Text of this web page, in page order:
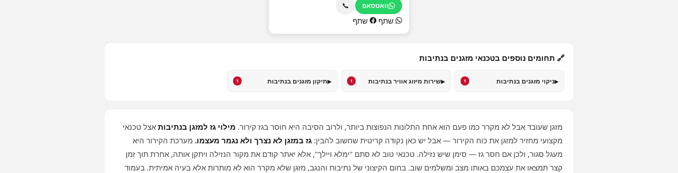
וואטסאפ 📞
שתף שתף
🔗 תחומים נוספים בטכנאי מזגנים בנתיבות
▸ניקוי מזגנים בנתיבות 1
▸שירות מיזוג אוויר בנתיבות 1
▸תיקון מזגנים בנתיבות 1
מזגן שעובד אבל לא מקרר כמו פעם הוא אחת התלונות הנפוצות ביותר, ולרוב הסיבה היא חוסר בגז קירור. מילוי גז למזגן בנתיבות אצל טכנאי
מקצועי מחזיר למזגן את כוח הקירור — אבל יש כאן נקודה קריטית שחשוב להבין: גז במזגן לא נצרך ולא נגמר מעצמו. מערכת הקירור היא
מעגל סגור, ולכן אם חסר גז — סימן שיש נזילה. טכנאי טוב לא סתם "ימלא ויילך", אלא יאתר קודם את מקור הנזילה ויתקן אותה, אחרת תוך זמן
קצר תמצאו את עצמכם באותו מצב ומשלמים שוב. בחום הקיצוני של נתיבות והנגב, מזגן שלא מקרר הוא לא מותרות אלא בעיה אמיתית. בעמוד